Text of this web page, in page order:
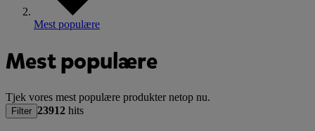
Mest populære
Mest populære
Tjek vores mest populære produkter netop nu.
Filter 23912 hits